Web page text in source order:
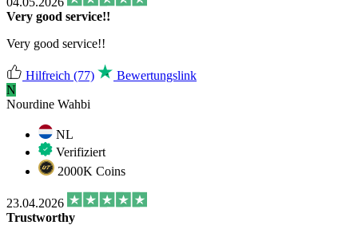
Very good service!!
Very good service!!
Hilfreich (77)
Bewertungslink
N
Nourdine Wahbi
NL
Verifiziert
2000K Coins
23.04.2026
Trustworthy